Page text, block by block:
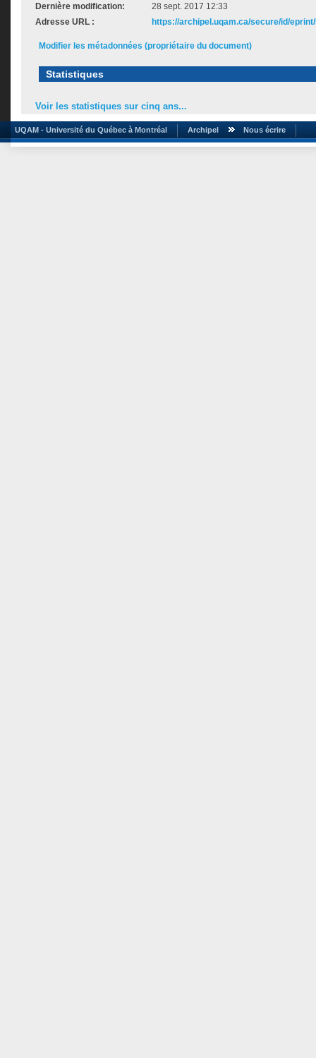
Dernière modification:
28 sept. 2017 12:33
Adresse URL :
https://archipel.uqam.ca/secure/id/
Modifier les métadonnées (propriétaire du document)
Statistiques
Voir les statistiques sur cinq ans...
UQAM - Université du Québec à Montréal Archipel Nous écrire